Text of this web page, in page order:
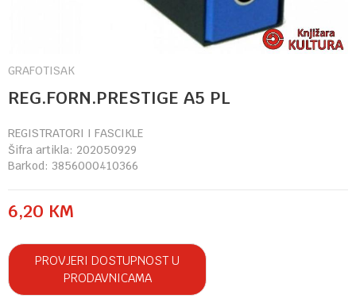
GRAFOTISAK
REG.FORN.PRESTIGE A5 PL
REGISTRATORI I FASCIKLE
Šifra artikla: 202050929
Barkod: 3856000410366
6,20 KM
PROVJERI DOSTUPNOST U
PRODAVNICAMA